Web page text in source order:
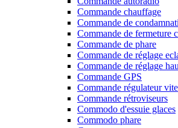
Commande chauffage
Commande de
Commande de fermeture
Commande de phare
Commande de réglage
Commande de réglage
Commande GPS
Commande régulateur
Commande rétroviseurs
Commodo d'essuie glaces
Commodo phare